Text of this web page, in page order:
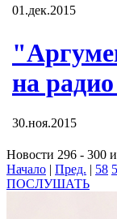
01.дек.2015
на
30.ноя.2015
Новости 296 - 300
Начало | Пред. | 58
ПОСЛУШАТЬ